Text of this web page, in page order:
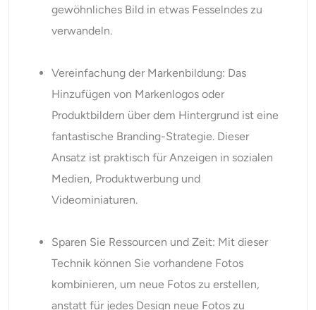
gewöhnliches Bild in etwas Fesselndes zu
verwandeln.
Vereinfachung der Markenbildung: Das
Hinzufügen von Markenlogos oder
Produktbildern über dem Hintergrund ist eine
fantastische Branding-Strategie. Dieser
Ansatz ist praktisch für Anzeigen in sozialen
Medien, Produktwerbung und
Videominiaturen.
Sparen Sie Ressourcen und Zeit: Mit dieser
Technik können Sie vorhandene Fotos
kombinieren, um neue Fotos zu erstellen,
anstatt für jedes Design neue Fotos zu